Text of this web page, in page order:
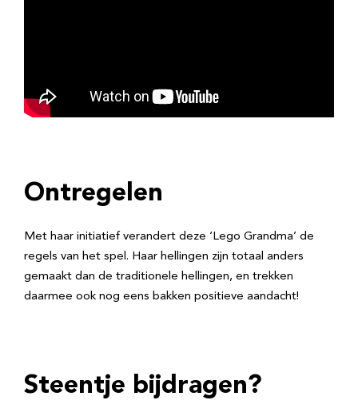
Ontregelen
Met haar initiatief verandert deze ‘Lego Grandma’ de
regels van het spel. Haar hellingen zijn totaal anders
gemaakt dan de traditionele hellingen, en trekken
daarmee ook nog eens bakken positieve aandacht!
Steentje bijdragen?